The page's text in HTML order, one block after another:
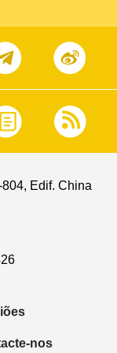
Edif. China
nos